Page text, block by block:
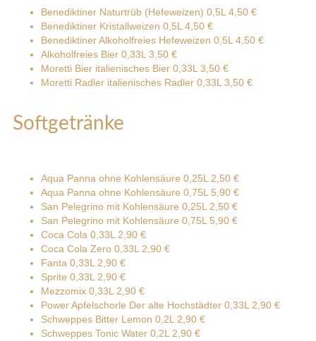
Benediktiner Naturtrüb (Hefeweizen) 0,5L 4,50 €
Benediktiner Kristallweizen 0,5L 4,50 €
Benediktiner Alkoholfreies Hefeweizen 0,5L 4,50 €
Alkoholfreies Bier 0,33L 3,50 €
Moretti Bier italienisches Bier 0,33L 3,50 €
Moretti Radler italienisches Radler 0,33L 3,50 €
Softgetränke
Aqua Panna ohne Kohlensäure 0,25L 2,50 €
Aqua Panna ohne Kohlensäure 0,75L 5,90 €
San Pelegrino mit Kohlensäure 0,25L 2,50 €
San Pelegrino mit Kohlensäure 0,75L 5,90 €
Coca Cola 0,33L 2,90 €
Coca Cola Zero 0,33L 2,90 €
Fanta 0,33L 2,90 €
Sprite 0,33L 2,90 €
Mezzomix 0,33L 2,90 €
Power Apfelschorle Der alte Hochstädter 0,33L 2,90 €
Schweppes Bitter Lemon 0,2L 2,90 €
Schweppes Tonic Water 0,2L 2,90 €